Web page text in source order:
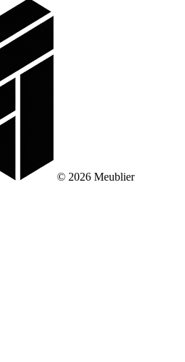
© 2026 Meublier